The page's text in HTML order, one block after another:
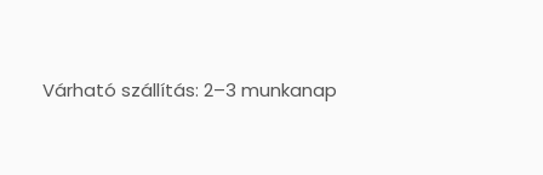
Várható szállítás: 2–3 munkanap